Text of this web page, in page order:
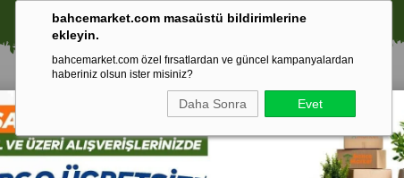
bahcemarket.com masaüstü bildirimlerine
ekleyin.
bahcemarket.com özel fırsatlardan ve güncel kampanyalardan
haberiniz olsun ister misiniz?
Daha Sonra Evet
⚠️ SATIŞLARIMIZ YALNIZCA İSTANBUL İLİ İLE SINIRLIDIR.